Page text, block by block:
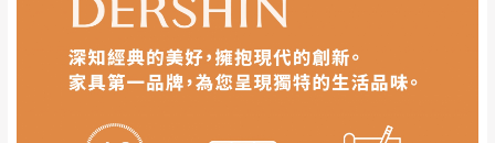
暫無配送地區：彰化、南投、雲林、嘉義、台南、高
雄、屏東、宜蘭、 花蓮、台東、金門、馬祖、澎湖地區
（可於LINE線上詢問 →@dershin）
包裝、廠商紙及所有附隨文件或資料之完整
貨。
由於透過電腦螢幕選購商品，可能會因個人
電腦螢幕的設定色差或解析度等因素， 與實